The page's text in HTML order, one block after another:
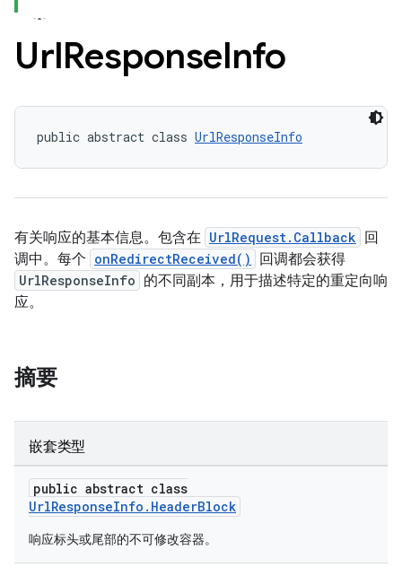
UrlResponseInfo
public abstract class UrlResponseInfo
有关响应的基本信息。包含在 UrlRequest.Callback
回
调中。每个 onRedirectReceived() 回调都会获得
UrlResponseInfo 的不同副本，用于描述特定的重定向响
应。
摘要
嵌套类型
public abstract class
UrlResponseInfo.HeaderBlock
响应标头或尾部的不可修改容器。